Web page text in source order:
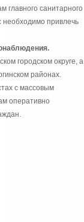
главного санитарного
необходимо привлечь
городском округе, а
районах.
с массовым
оперативно